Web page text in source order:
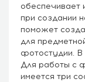
обеспечивает
при создании
поможет
для
фотостудии. В
Для работы с
имеется три